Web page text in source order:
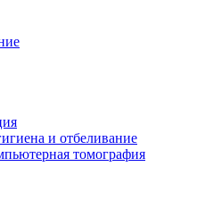
и отбеливание
томография